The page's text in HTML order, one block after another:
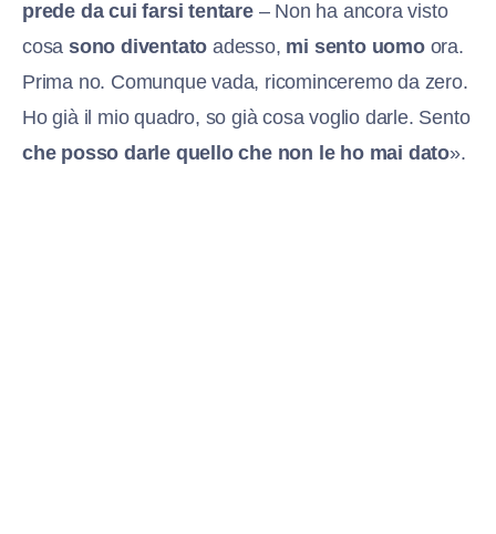
prede da cui farsi tentare– Non ha ancora visto
cosa sono diventato adesso, mi sento uomoora.
Prima no. Comunque vada, ricominceremo da zero.
Ho già il mio quadro, so già cosa voglio darle. Sento
che posso darle quello che non le ho mai dato».